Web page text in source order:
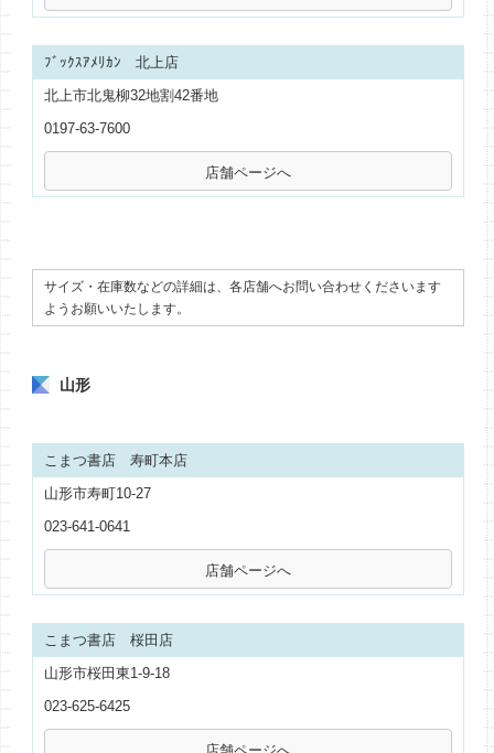
ﾌﾞｯｸｽｱﾒﾘｶﾝ 北上店
北上市北鬼柳32地割42番地
0197-63-7600
サイズ・在庫数などの詳細は、各店舗へお問い合わせくださいます
ようお願いいたします。
山形
こまつ書店 寿町本店
山形市寿町10-27
023-641-0641
こまつ書店 桜田店
山形市桜田東1-9-18
023-625-6425